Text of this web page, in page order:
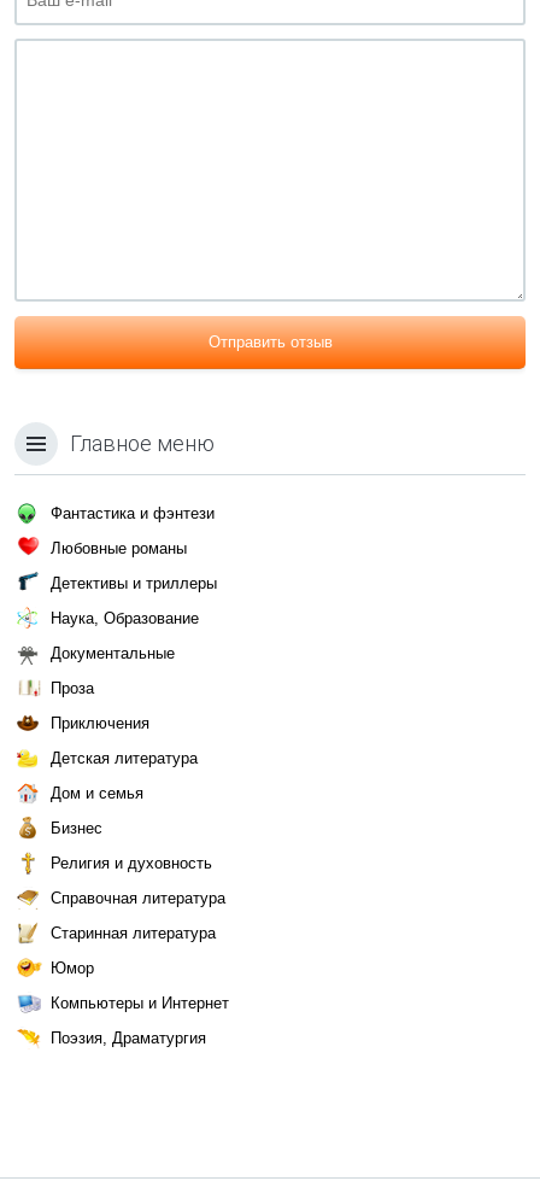
Отправить отзыв
Главное меню
Фантастика и фэнтези
Любовные романы
Детективы и триллеры
Наука, Образование
Документальные
Проза
Приключения
Детская литература
Дом и семья
Бизнес
Религия и духовность
Справочная литература
Старинная литература
Юмор
Компьютеры и Интернет
Поэзия, Драматургия